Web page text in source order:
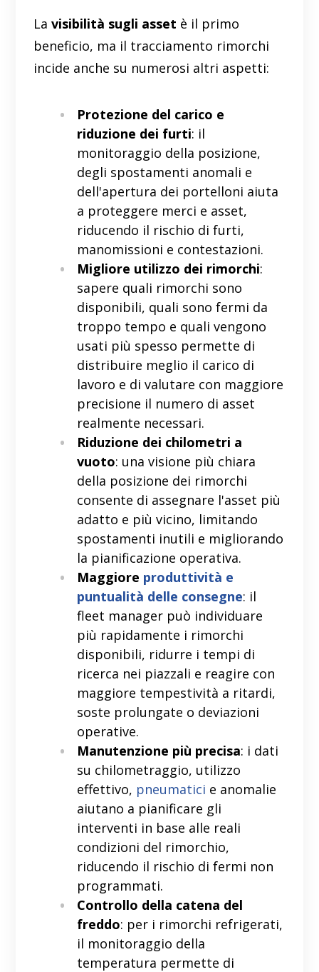
Lavisibilità sugli asset è il primo
beneficio, ma il tracciamento rimorchi
incide anche su numerosi altri aspetti:
Protezione del carico e
riduzione dei furti: il
monitoraggio della posizione,
degli spostamenti anomali e
dell'apertura dei portelloni aiuta
a proteggere merci e asset,
riducendo il rischio di furti,
manomissioni e contestazioni.
Migliore utilizzo dei rimorchi:
sapere quali rimorchi sono
disponibili, quali sono fermi da
troppo tempo e quali vengono
usati più spesso permette di
distribuire meglio il carico di
lavoro e di valutare con maggiore
precisione il numero di asset
realmente necessari.
Riduzione dei chilometri a
vuoto: una visione più chiara
della posizione dei rimorchi
consente di assegnare l'asset più
adatto e più vicino, limitando
spostamenti inutili e migliorando
la pianificazione operativa.
Maggiore produttività e
puntualità delle consegne: il
fleet manager può individuare
più rapidamente i rimorchi
disponibili, ridurre i tempi di
ricerca nei piazzali e reagire con
maggiore tempestività a ritardi,
soste prolungate o deviazioni
operative.
Manutenzione più precisa: i dati
su chilometraggio, utilizzo
effettivo, pneumatici e anomalie
aiutano a pianificare gli
interventi in base alle reali
condizioni del rimorchio,
riducendo il rischio di fermi non
programmati.
Controllo della catena del
freddo: per i rimorchi refrigerati,
il monitoraggio della
temperatura permette di